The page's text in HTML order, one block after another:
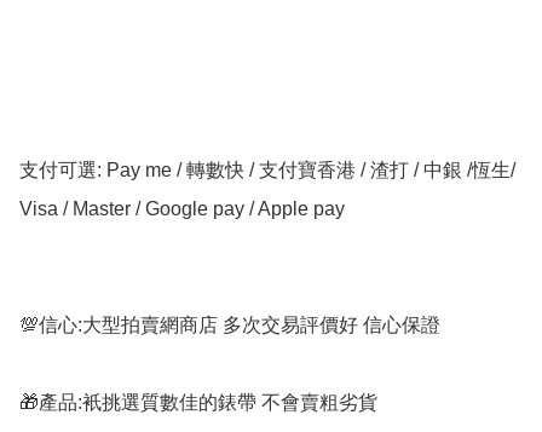
支付可選: Pay me / 轉數快 / 支付寶香港 / 渣打 / 中銀 /恆生/
Visa / Master / Google pay / Apple pay
💯信心:大型拍賣網商店 多次交易評價好 信心保證
🎁產品:衹挑選質數佳的錶帶 不會賣粗劣貨